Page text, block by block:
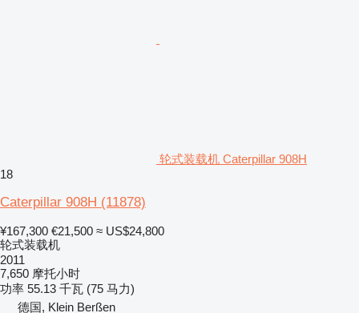
轮式装载机 Caterpillar 908H
18
Caterpillar 908H (11878)
¥167,300 €21,500 ≈ US$24,800
轮式装载机
2011
7,650 摩托小时
功率 55.13 千瓦 (75 马力)
德国, Klein Berßen